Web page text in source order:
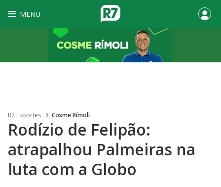
MENU
R7 Esportes Cosme Rímoli
Rodízio de Felipão:
atrapalhou Palmeiras na
luta com a Globo